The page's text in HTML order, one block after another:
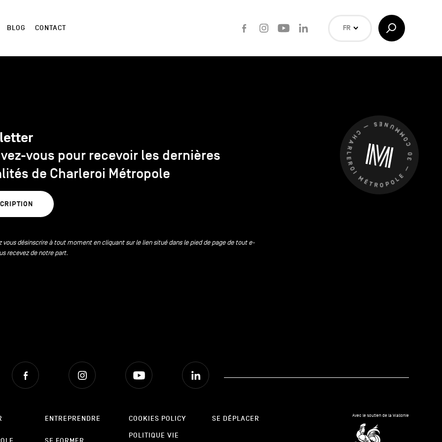
BLOG CONTACT
FacebookInstagramYoutube
FR
EN
Afficher/Masquer
la
Recherche
CHARLEROI MÉTROPOLE — 30 COMMUNES —
vous pour recevoir les dernières
de Charleroi Métropole
vous désinscrire à tout moment en cliquant sur le lien situé dans le pied de page de tout e-
recevez de notre part.
Facebook Instagram
ENTREPRENDRE
COOKIES POLICY
POLITIQUE VIE
SE DÉPLACER Avec le soutien de la Wallonie